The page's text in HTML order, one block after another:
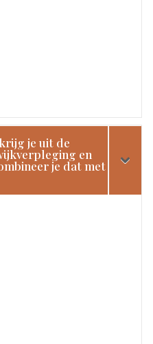
je uit de
en
je dat met